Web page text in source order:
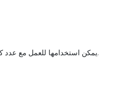
هذه API salesforce ca أنواع تكامل واجهة برمجة تطبيقات Salesforce n يمكن استخدامها للعمل مع عدد كبير من السجلات.